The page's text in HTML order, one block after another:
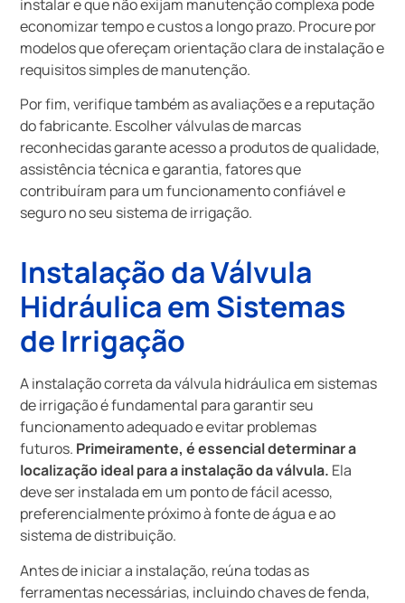
instalar e que não exijam manutenção complexa pode
economizar tempo e custos a longo prazo. Procure por
modelos que ofereçam orientação clara de instalação e
requisitos simples de manutenção.
Por fim, verifique também as avaliações e a reputação
do fabricante. Escolher válvulas de marcas
reconhecidas garante acesso a produtos de qualidade,
assistência técnica e garantia, fatores que
contribuíram para um funcionamento confiável e
seguro no seu sistema de irrigação.
Instalação da Válvula
Hidráulica em Sistemas
de Irrigação
A instalação correta da válvula hidráulica em sistemas
de irrigação é fundamental para garantir seu
funcionamento adequado e evitar problemas
futuros. Primeiramente, é essencial determinar a
localização ideal para a instalação da válvula. Ela
deve ser instalada em um ponto de fácil acesso,
preferencialmente próximo à fonte de água e ao
sistema de distribuição.
Antes de iniciar a instalação, reúna todas as
ferramentas necessárias, incluindo chaves de fenda,